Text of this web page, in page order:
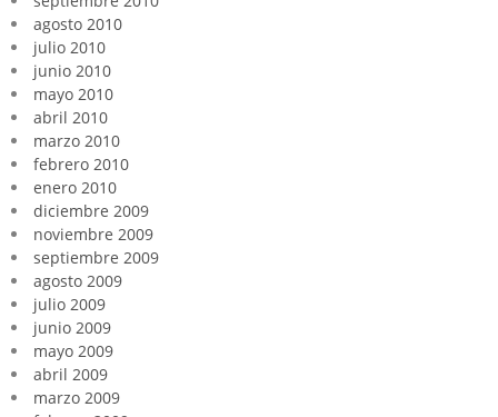
agosto 2010
julio 2010
junio 2010
mayo 2010
abril 2010
marzo 2010
febrero 2010
enero 2010
diciembre 2009
noviembre 2009
septiembre 2009
agosto 2009
julio 2009
junio 2009
mayo 2009
abril 2009
marzo 2009